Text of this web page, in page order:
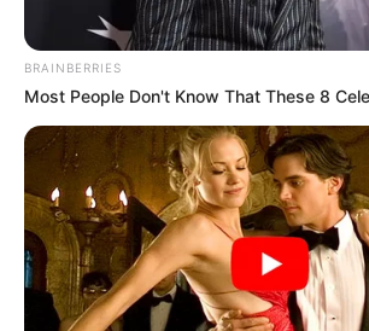
BRAINBERRIES
BRAINBERRIES
Most People Don't Know That These 8